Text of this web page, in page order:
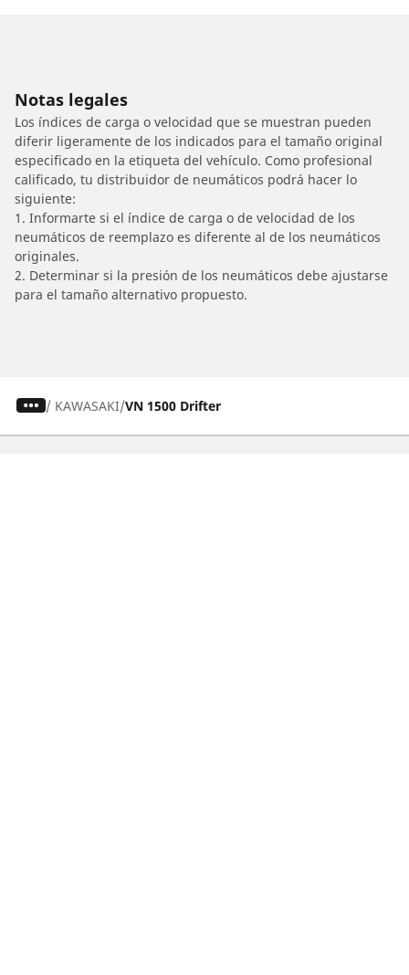
Notas legales
Los índices de carga o velocidad que se muestran pueden
diferir ligeramente de los indicados para el tamaño original
especificado en la etiqueta del vehículo. Como profesional
calificado, tu distribuidor de neumáticos podrá hacer lo
siguiente:
1. Informarte si el índice de carga o de velocidad de los
neumáticos de reemplazo es diferente al de los neumáticos
originales.
2. Determinar si la presión de los neumáticos debe ajustarse
para el tamaño alternativo propuesto.
/ KAWASAKI VN 1500 Drifter